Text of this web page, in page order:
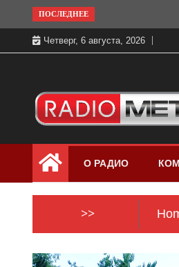
to
content
ПОСЛЕДНЕЕ
Четверг, 6 августа, 2026
Радио МЕТРО
бесплатно в хорошем
Петербург и Россия
О РАДИО
>>